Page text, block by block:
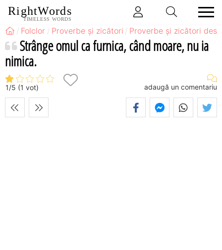
RightWords
TIMELESS WORDS
Folclor Proverbe și zicători Proverbe și zicători
Strânge omul ca furnica, când moare, nu ia
nimica.
1/5 (1 vot) adaugă un comentariu